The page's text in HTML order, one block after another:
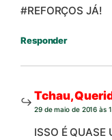
#REFORÇOS JÁ!
Responder
Tchau,
29 de maio de 2016 às
ISSO É QUASE